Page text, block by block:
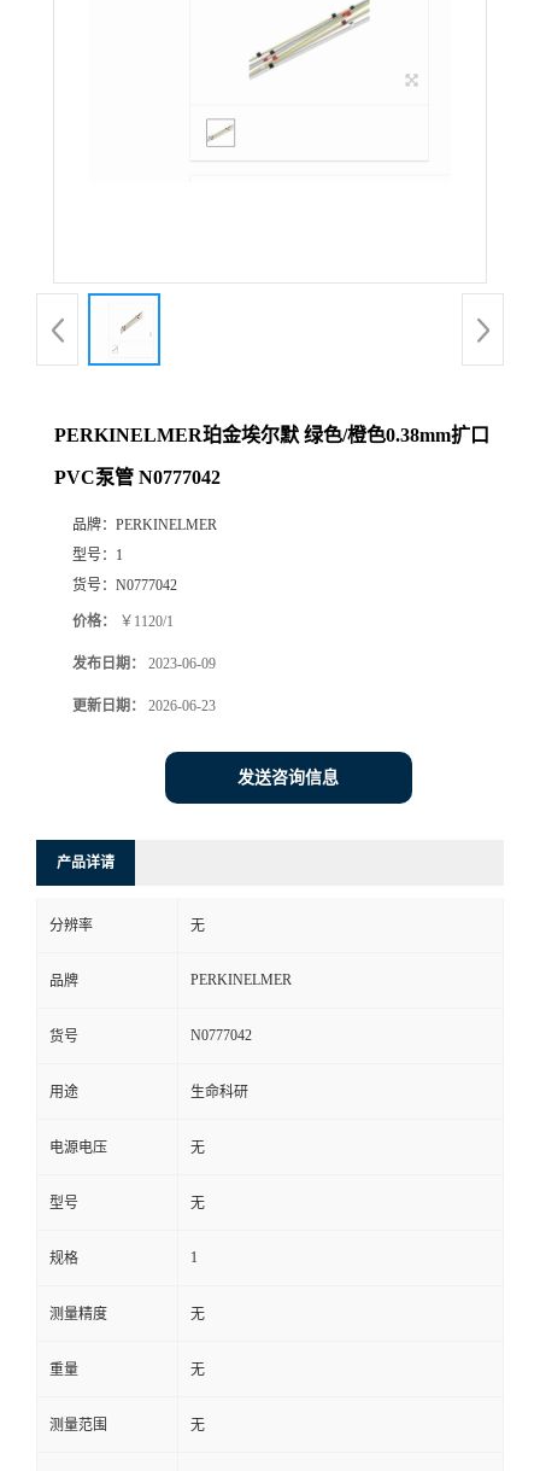
PERKINELMER珀金埃尔默 绿色/橙色0.38mm扩口
PVC泵管 N0777042
品牌： PERKINELMER
型号： 1
货号： N0777042
价格： ￥1120/1
发布日期： 2023-06-09
更新日期： 2026-06-23
发送咨询信息
产品详请
分辨率 无
品牌 PERKINELMER
货号 N0777042
用途 生命科研
电源电压 无
型号 无
规格 1
测量精度 无
重量 无
测量范围 无